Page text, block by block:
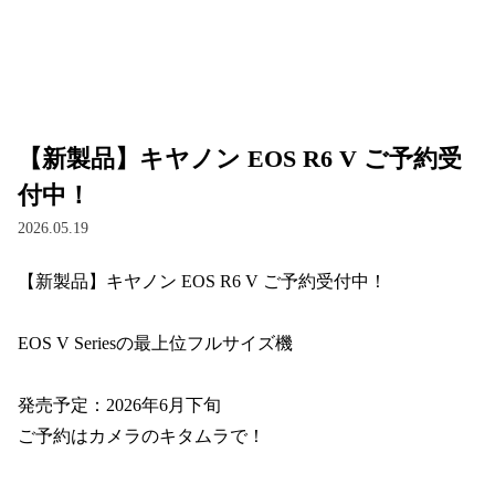
【新製品】キヤノン EOS R6 V ご予約受
付中！
2026.05.19
【新製品】キヤノン EOS R6 V ご予約受付中！
EOS V Seriesの最上位フルサイズ機
発売予定：2026年6月下旬
ご予約はカメラのキタムラで！